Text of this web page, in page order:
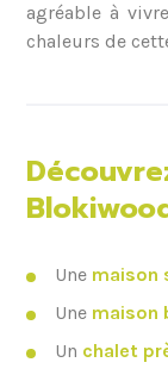
agréable à
chaleurs de
Une maison
Une maison
Un chalet